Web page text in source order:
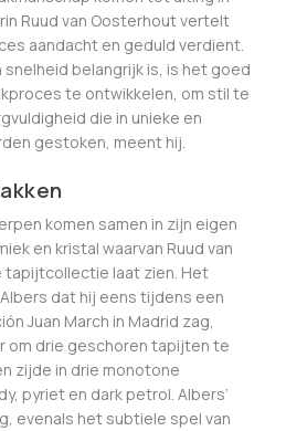
Ruud van Oosterhout vertelt
aandacht en geduld verdient.
snelheid belangrijk is, is het goed
te ontwikkelen, om stil te
die in unieke en
gestoken, meent hij.
komen samen in zijn eigen
en kristal waarvan Ruud van
laat zien. Het
dat hij eens tijdens een
Juan March in Madrid zag,
om drie geschoren tapijten te
zijde in drie monotone
pyriet en dark petrol. Albers’
evenals het subtiele spel van